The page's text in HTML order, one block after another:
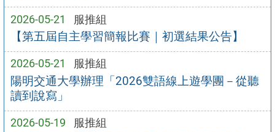
2026-05-21 服推組
【第五屆自主學習簡報比賽｜初選結果公告】
2026-05-21 服推組
陽明交通大學辦理「2026雙語線上遊學團－從聽
讀到說寫」
2026-05-19 服推組